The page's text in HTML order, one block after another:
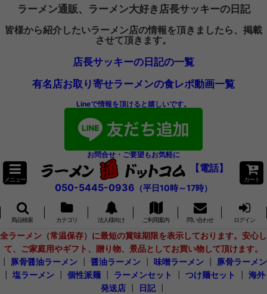
ラーメン通販、ラーメン大好き店長サッキーの日記
皆様から紹介したいラーメン店の情報を頂きましたら、掲載
させて頂きます。
店長サッキーの日記の一覧
有名店お取り寄せラーメンの食レポ動画一覧
Lineで情報を頂けると嬉しいです。
お問合せ・ご要望もお気軽に
メニュー
【電話】
050-5445-0936 （平日10時～17時）
カート
商品検索 カテゴリ 法人様向け ご利用案内 問い合わせ ログイン
全ラーメン（常温保存）に最短の賞味期限を表示しております。安心し
て、ご家庭用やギフト、贈り物、景品としてお買い物して頂けます。
豚骨醤油ラーメン 醤油ラーメン 味噌ラーメン
豚骨ラーメン
塩ラーメン 個性派麺 ラーメンセット つけ麺セット
海外
発送店
日記┃